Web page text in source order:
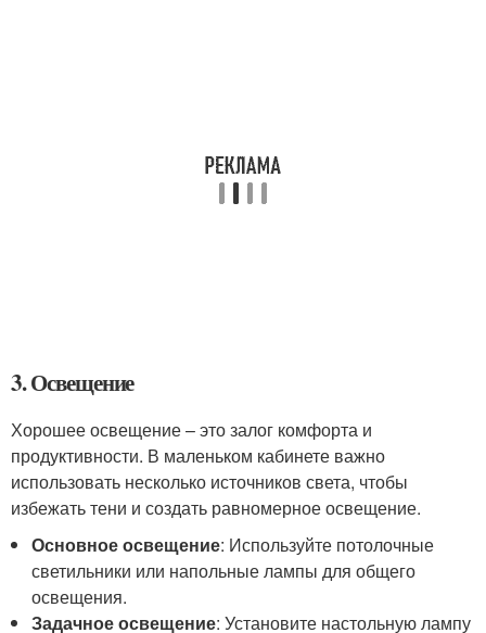
3. Освещение
Хорошее освещение – это залог комфорта и
продуктивности. В маленьком кабинете важно
использовать несколько источников света, чтобы
избежать тени и создать равномерное освещение.
Основное освещение: Используйте потолочные
светильники или напольные лампы для общего
освещения.
Задачное освещение: Установите настольную лампу